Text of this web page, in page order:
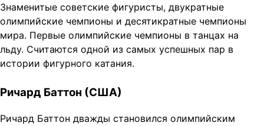
Знаменитые советские фигуристы, двукратные
олимпийские чемпионы и десятикратные чемпионы
мира. Первые олимпийские чемпионы в танцах на
льду. Считаются одной из самых успешных пар в
истории фигурного катания.
Ричард Баттон (США)
Ричард Баттон дважды становился олимпийским